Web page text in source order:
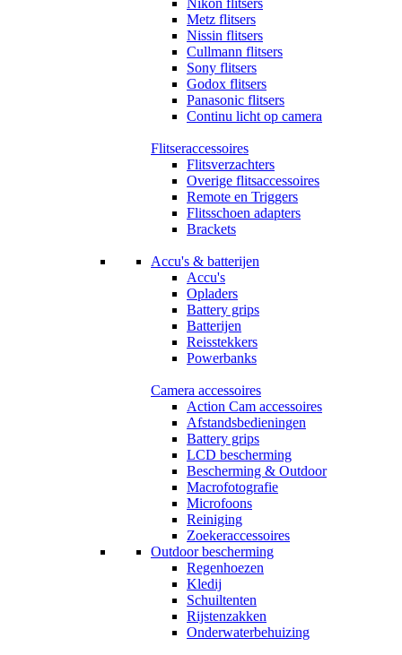
Nikon flitsers
Metz flitsers
Nissin flitsers
Cullmann flitsers
Sony flitsers
Godox flitsers
Panasonic flitsers
Continu licht op camera
Flitseraccessoires
Flitsverzachters
Overige flitsaccessoires
Remote en Triggers
Flitsschoen adapters
Brackets
Accu's & batterijen
Accu's
Opladers
Battery grips
Batterijen
Reisstekkers
Powerbanks
Camera accessoires
Action Cam accessoires
Afstandsbedieningen
Battery grips
LCD bescherming
Bescherming & Outdoor
Macrofotografie
Microfoons
Reiniging
Zoekeraccessoires
Outdoor bescherming
Regenhoezen
Kledij
Schuiltenten
Rijstenzakken
Onderwaterbehuizing